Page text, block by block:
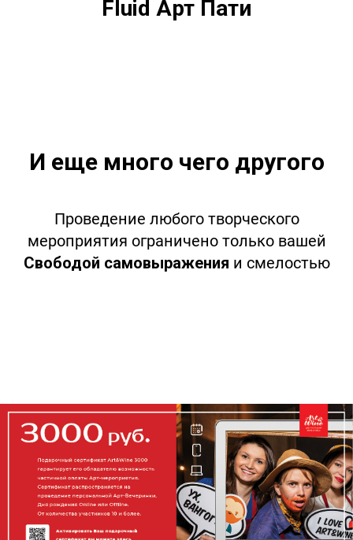
Fluid Арт Пати
И еще много чего другого
Проведение любого творческого
мероприятия ограничено только вашей
Свободой самовыражения и смелостью